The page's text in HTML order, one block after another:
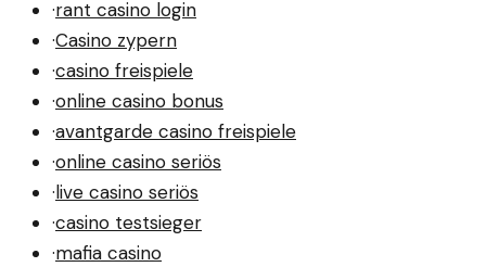
·rant casino login
·Casino zypern
·casino freispiele
·online casino bonus
·avantgarde casino freispiele
·online casino seriös
·live casino seriös
·casino testsieger
·mafia casino